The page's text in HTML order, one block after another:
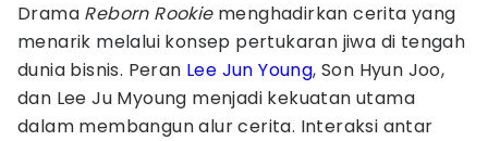
Drama Reborn Rookie menghadirkan cerita yang
menarik melalui konsep pertukaran jiwa di tengah
dunia bisnis. Peran Lee Jun Young, Son Hyun Joo,
dan Lee Ju Myoung menjadi kekuatan utama
dalam membangun alur cerita. Interaksi antar